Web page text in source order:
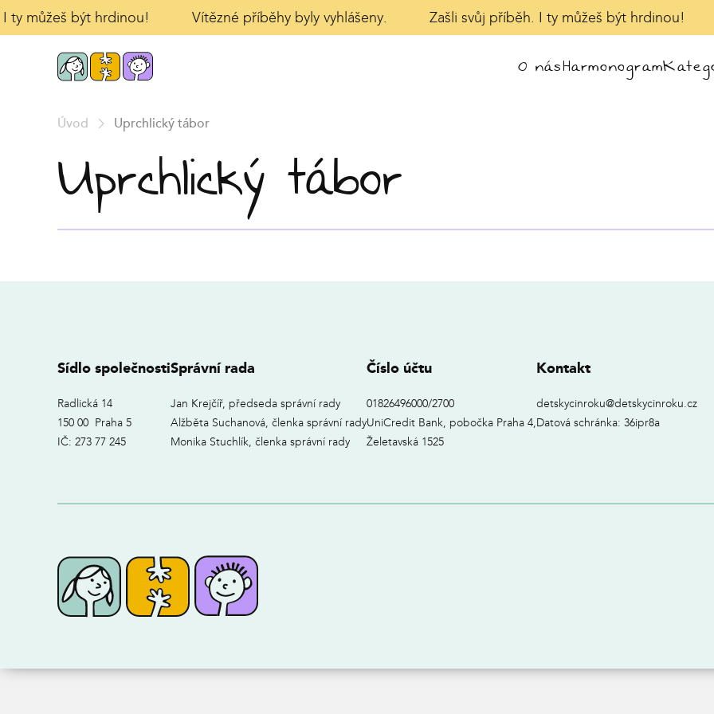
ty můžeš být hrdinou! Vítězné příběhy byly vyhlášeny. Zašli svůj příběh. I ty můžeš být hrdinou!
O násHarmonogram
Úvod Uprchlický tábor
Uprchlický tábor
Sídlo společnosti
Radlická 14
150 00 Praha 5
IČ: 273 77 245
Správní rada
Jan Krejčíř, předseda správní rady
Alžběta Suchanová, členka správní rady
Monika Stuchlík, členka správní rady
Číslo účtu
01826496000/2700
UniCredit Bank, pobočka Praha 4,
Želetavská 1525
Kontakt
detskycinroku@detskycinroku.cz
Datová schránka: 36ipr8a